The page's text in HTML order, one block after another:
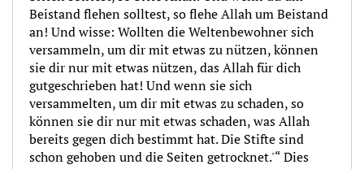
Beistand flehen solltest, so flehe Allah um Beistand
an! Und wisse: Wollten die Weltenbewohner sich
versammeln, um dir mit etwas zu nützen, können
sie dir nur mit etwas nützen, das Allah für dich
gutgeschrieben hat! Und wenn sie sich
versammelten, um dir mit etwas zu schaden, so
können sie dir nur mit etwas schaden, was Allah
bereits gegen dich bestimmt hat. Die Stifte sind
schon gehoben und die Seiten getrocknet.'“ Dies